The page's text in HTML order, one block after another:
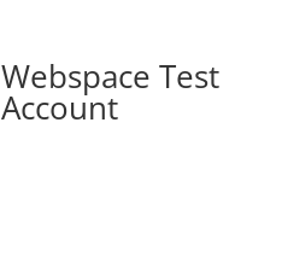
Webspace Test
Account